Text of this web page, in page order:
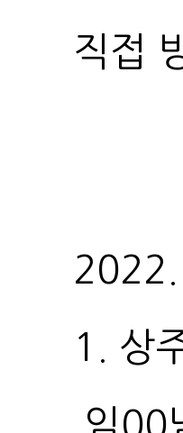
직접
2022.
1. 상
임00